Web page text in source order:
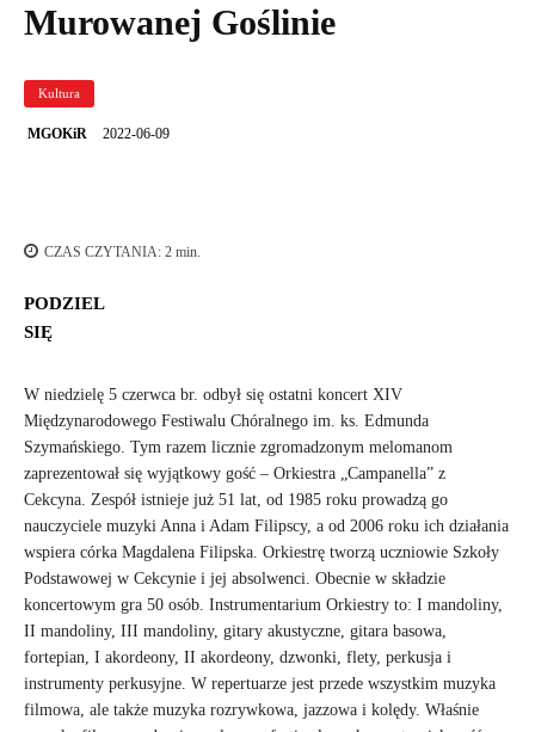
Murowanej Goślinie
Kultura
MGOKiR 2022-06-09
CZAS CZYTANIA: 2 min.
PODZIEL
SIĘ
W niedzielę 5 czerwca br. odbył się ostatni koncert XIV
Międzynarodowego Festiwalu Chóralnego im. ks. Edmunda
Szymańskiego. Tym razem licznie zgromadzonym melomanom
zaprezentował się wyjątkowy gość – Orkiestra „Campanella” z
Cekcyna. Zespół istnieje już 51 lat, od 1985 roku prowadzą go
nauczyciele muzyki Anna i Adam Filipscy, a od 2006 roku ich działania
wspiera córka Magdalena Filipska. Orkiestrę tworzą uczniowie Szkoły
Podstawowej w Cekcynie i jej absolwenci. Obecnie w składzie
koncertowym gra 50 osób. Instrumentarium Orkiestry to: I mandoliny,
II mandoliny, III mandoliny, gitary akustyczne, gitara basowa,
fortepian, I akordeony, II akordeony, dzwonki, flety, perkusja i
instrumenty perkusyjne. W repertuarze jest przede wszystkim muzyka
filmowa, ale także muzyka rozrywkowa, jazzowa i kolędy. Właśnie